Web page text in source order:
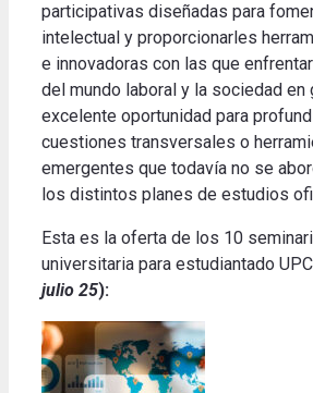
participativas diseñadas para
intelectual y proporcionarles
e innovadoras con las que
del mundo laboral y la sociedad en
excelente oportunidad para
cuestiones transversales o
emergentes que todavía no se
los distintos planes de estudios
Esta es la oferta de los 10
universitaria para estudiantado UPC
julio 25):